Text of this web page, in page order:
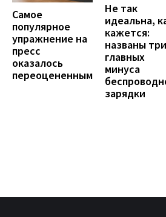
Самое
популярное
упражнение на
пресс
оказалось
переоцененным
Не так
идеальна,
кажется:
названы три
главных
минуса
зарядки